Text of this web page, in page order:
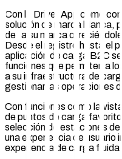
Con la Driver App como
solución de marca blanca,
de a su marca
Desde el registro hasta el
aplicación de carga B2C
funciones que permiten a
a su infraestructura de
gestionar las operaciones
Con funciones como la
de puntos de carga
selección de estaciones
una experiencia de usuario
experiencia de carga